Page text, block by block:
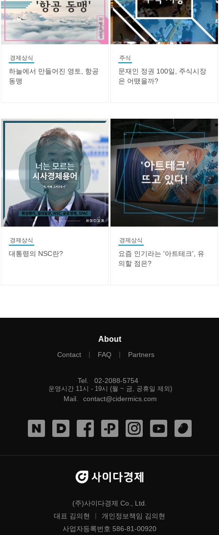
경제상식
하늘에서 만들어진 영토, 항공
동맹
주식
문재인 정권 100일, 주식시장
은 어땠을까?
경제상식
대통령의 NSC란?
경제상식
요즘 인기라는 '아트테크', 유
의할 점은?
About
Contact | FAQ | Partners
Tel. 02-2088-5754
운영시간 11시 - 19시 (월 ~ 금, 공휴일 제외)
Mail. contact@cidermics.com
(주)사이다경제 Co., Ltd.
대표 김의현
|
개인정보책임 김의현
사업자등록번호 586-81-00920